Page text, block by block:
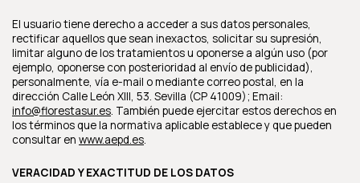
El usuario tiene derecho a acceder a sus datos personales,
rectificar aquellos que sean inexactos, solicitar su supresión,
limitar alguno de los tratamientos u oponerse a algún uso (por
ejemplo, oponerse con posterioridad al envío de publicidad),
personalmente, vía e-mail o mediante correo postal, en la
dirección Calle León XIII, 53. Sevilla (CP 41009); Email:
info@florestasur.es. También puede ejercitar estos derechos en
los términos que la normativa aplicable establece y que pueden
consultar en www.aepd.es.
VERACIDAD Y EXACTITUD DE LOS DATOS